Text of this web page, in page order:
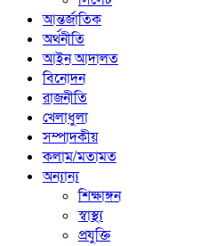
আন্তর্জাতিক
অর্থনীতি
আইন আদালত
বিনোদন
রাজনীতি
খেলাধুলা
সম্পাদকীয়
কলাম/মতামত
অন্যান্য
শিক্ষাঙ্গন
স্বাস্থ্য
প্রযুক্তি